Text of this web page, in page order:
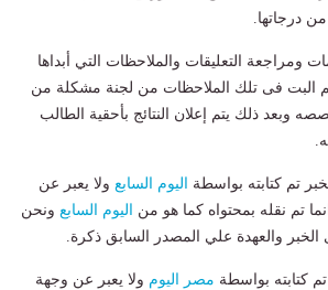
درجاتها.
ومراجعة التعليقات والملاحظات التي أبداها
البت فى تلك الملاحظات من لجنة مشكلة من
وبعد ذلك يتم إعلان النتائج بأحقية الطالب
تم كتابته بواسطة اليوم السابع ولا يعبر عن
تم نقله بمحتواه كما هو من اليوم السابع ونحن
والعهدة علي المصدر السابق ذكرة.
كتابته بواسطة مصر اليوم ولا يعبر عن وجهة